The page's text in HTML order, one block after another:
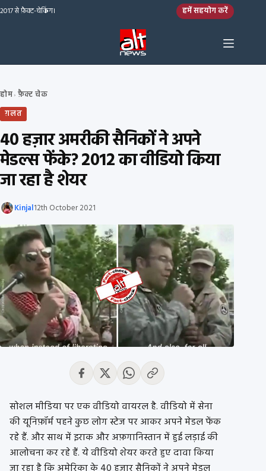
Skip to content
2017 से फ़ैक्ट-चेकिंग। हमें सहयोग करें
होम› फ़ैक्ट चेक
ग़लत
40 हज़ार अमरीकी सैनिकों ने अपने
मेडल्स फेंके? 2012 का वीडियो किया
जा रहा है शेयर
Kinjal12th October 2021
सोशल मीडिया पर एक वीडियो वायरल है. वीडियो में सेना
की यूनिफ़ॉर्म पहने कुछ लोग स्टेज पर आकर अपने मेडल फेंक
रहे हैं. और साथ में इराक और अफ़गानिस्तान में हुई लड़ाई की
आलोचना कर रहे हैं. ये वीडियो शेयर करते हुए दावा किया